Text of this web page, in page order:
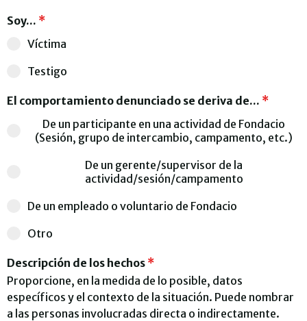
Soy... *
Víctima
Testigo
El comportamiento denunciado se deriva de... *
De un participante en una actividad de Fondacio
(Sesión, grupo de intercambio, campamento, etc.)
De un gerente/supervisor de la
actividad/sesión/campamento
De un empleado o voluntario de Fondacio
Otro
Descripción de los hechos *
Proporcione, en la medida de lo posible, datos
específicos y el contexto de la situación. Puede nombrar
a las personas involucradas directa o indirectamente.